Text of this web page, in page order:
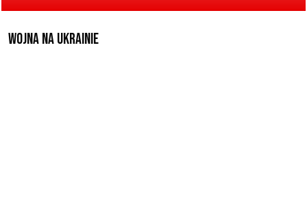
Wojna na Ukrainie